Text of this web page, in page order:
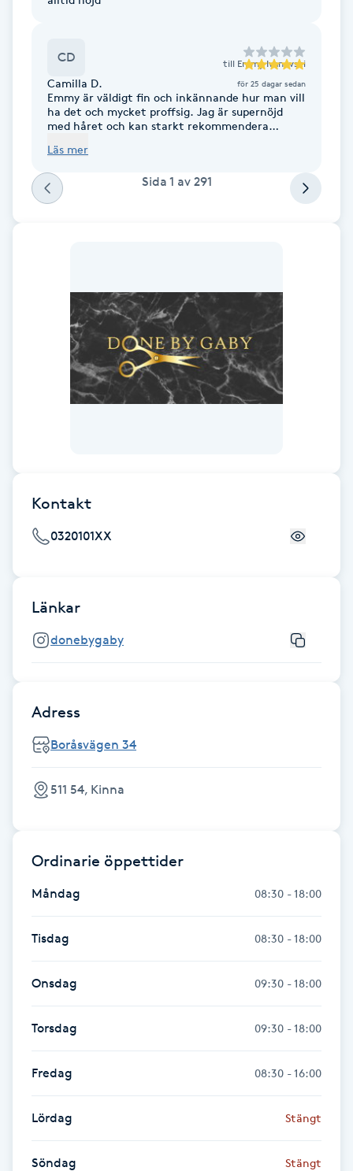
Fransrengöring
Frekvensterapi
Friskvård
Friskvårdsmassage
Gelenaglar
Gravidmassage
Gravidyoga
Gua Sha-massage
Hatha Yoga
Healing
Herrklippning
HIFU
Hollywood Peel
Hot Stone Massage
Hot yoga
Hudföryngring
CD till Emmy Ivanovski
Camilla D. för 25 dagar sedan
Emmy är väldigt fin och inkännande hur man vill
ha det och mycket proffsig. Jag är supernöjd
med håret och kan starkt rekommendera
Läs mer
Sida 1 av 291
Kontakt
0320101XX
Länkar
donebygaby
Adress
Boråsvägen 34
511 54, Kinna
Ordinarie öppettider
Måndag 08:30 - 18:00
Tisdag 08:30 - 18:00
Onsdag 09:30 - 18:00
Torsdag 09:30 - 18:00
Fredag 08:30 - 16:00
Lördag Stängt
Söndag Stängt